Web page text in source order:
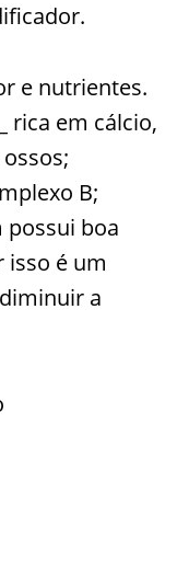
e nutrientes.
rica em cálcio,
B;
possui boa
isso é um
a